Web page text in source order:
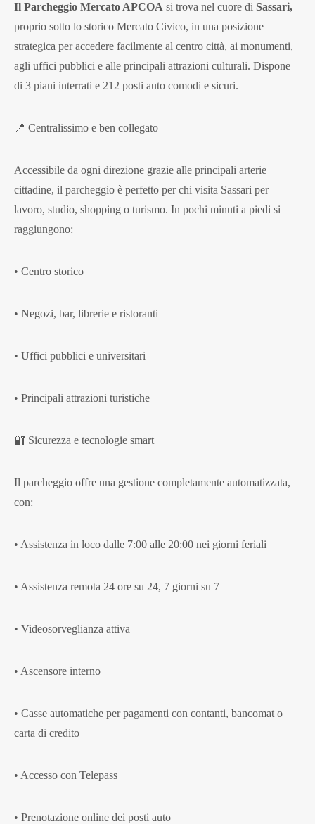
Il Parcheggio Mercato APCOA si trova nel cuore di Sassari,
proprio sotto lo storico Mercato Civico, in una posizione
strategica per accedere facilmente al centro città, ai monumenti,
agli uffici pubblici e alle principali attrazioni culturali. Dispone
di 3 piani interrati e 212 posti auto comodi e sicuri.
📍 Centralissimo e ben collegato
Accessibile da ogni direzione grazie alle principali arterie
cittadine, il parcheggio è perfetto per chi visita Sassari per
lavoro, studio, shopping o turismo. In pochi minuti a piedi si
raggiungono:
• Centro storico
• Negozi, bar, librerie e ristoranti
• Uffici pubblici e universitari
• Principali attrazioni turistiche
🔐 Sicurezza e tecnologie smart
Il parcheggio offre una gestione completamente automatizzata,
con:
• Assistenza in loco dalle 7:00 alle 20:00 nei giorni feriali
• Assistenza remota 24 ore su 24, 7 giorni su 7
• Videosorveglianza attiva
• Ascensore interno
• Casse automatiche per pagamenti con contanti, bancomat o
carta di credito
• Accesso con Telepass
• Prenotazione online dei posti auto